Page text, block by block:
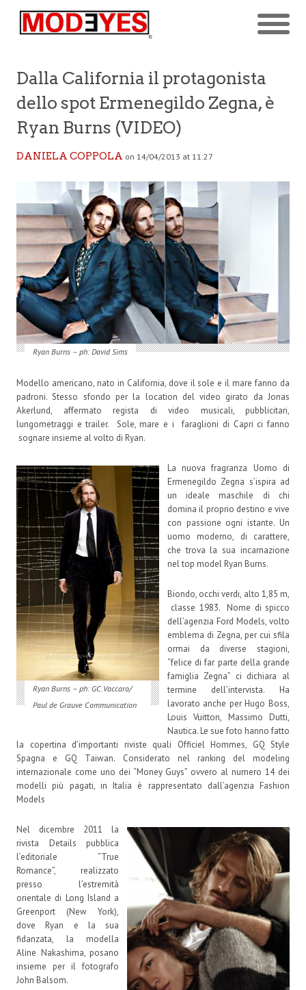
Dalla California il protagonista
dello spot Ermenegildo Zegna, è
Ryan Burns (VIDEO)
DANIELA COPPOLA on 14/04/2013 at 11:27
Ryan Burns – ph: David Sims
Modello americano, nato in California, dove il sole e il mare fanno da
padroni. Stesso sfondo per la location del video girato da Jonas
Akerlund, affermato regista di video musicali, pubblicitari,
lungometraggi e trailer. Sole, mare e i faraglioni di Capri ci fanno
sognare insieme al volto di Ryan.
Ryan Burns – ph: GC.Vaccaro/
Paul de Grauve Communication
La nuova fragranza Uomo di
Ermenegildo Zegna s’ispira ad
un ideale maschile di chi
domina il proprio destino e vive
con passione ogni istante. Un
uomo moderno, di carattere,
che trova la sua incarnazione
nel top model Ryan Burns.
Biondo, occhi verdi, alto 1,85 m,
classe 1983. Nome di spicco
dell’agenzia Ford Models, volto
emblema di Zegna, per cui sfila
ormai da diverse stagioni,
“felice di far parte della grande
famiglia Zegna” ci dichiara al
termine dell’intervista. Ha
lavorato anche per Hugo Boss,
Louis Vuitton, Massimo Dutti,
Nautica. Le sue foto hanno fatto
la copertina d’importanti riviste quali Officiel Hommes, GQ Style
Spagna e GQ Taiwan. Considerato nel ranking del modeling
internazionale come uno dei “Money Guys” ovvero al numero 14 dei
modelli più pagati, in Italia è rappresentato dall’agenzia Fashion
Models
Nel dicembre 2011 la
rivista Details pubblica
l’editoriale “True
Romance”, realizzato
presso l’estremità
orientale di Long Island a
Greenport (New York),
dove Ryan e la sua
fidanzata, la modella
Aline Nakashima, posano
insieme per il fotografo
John Balsom.